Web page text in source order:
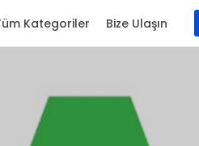
Kategoriler Bize Ulaşın